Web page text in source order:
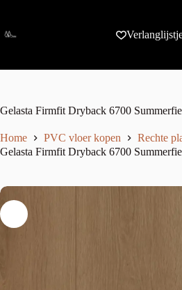
Gelasta Firmfit Dryback 6700
Home PVC vloer kopen
Rechte
Gelasta Firmfit Dryback 6700